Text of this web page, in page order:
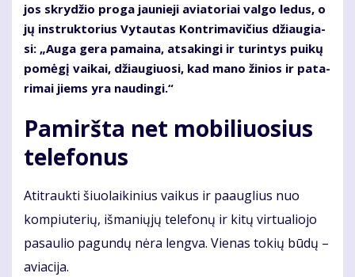
jos skry­džio pro­ga jau­nie­ji avia­to­riai val­go le­dus, o
jų in­struk­to­rius Vy­tau­tas Kon­tri­ma­vi­čius džiau­gia­
si: „Au­ga ge­ra pa­mai­na, at­sa­kin­gi ir tu­rin­tys pui­kų
po­mė­gį vai­kai, džiau­giuo­si, kad ma­no ži­nios ir pa­ta­
ri­mai jiems yra nau­din­gi.“
Pamiršta net mobiliuosius
telefonus
Ati­trauk­ti šiuo­lai­ki­nius vai­kus ir pa­aug­lius nuo
kom­piu­te­rių, iš­ma­nių­jų te­le­fo­nų ir ki­tų vir­tu­a­lio­jo
pa­sau­lio pa­gun­dų nė­ra leng­va. Vie­nas to­kių bū­dų –
avia­ci­ja.